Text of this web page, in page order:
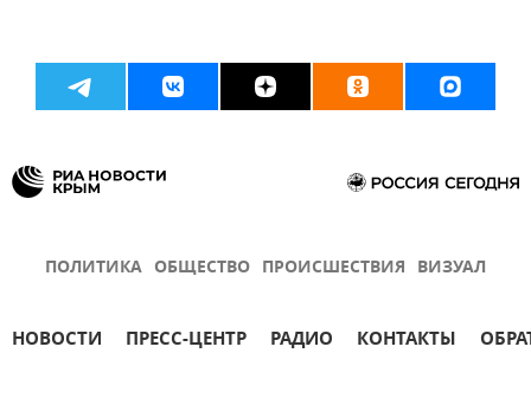
ПОЛИТИКА ОБЩЕСТВО ПРОИСШЕСТВИЯ ВИЗУАЛ
НОВОСТИ ПРЕСС-ЦЕНТР РАДИО КОНТАКТЫ